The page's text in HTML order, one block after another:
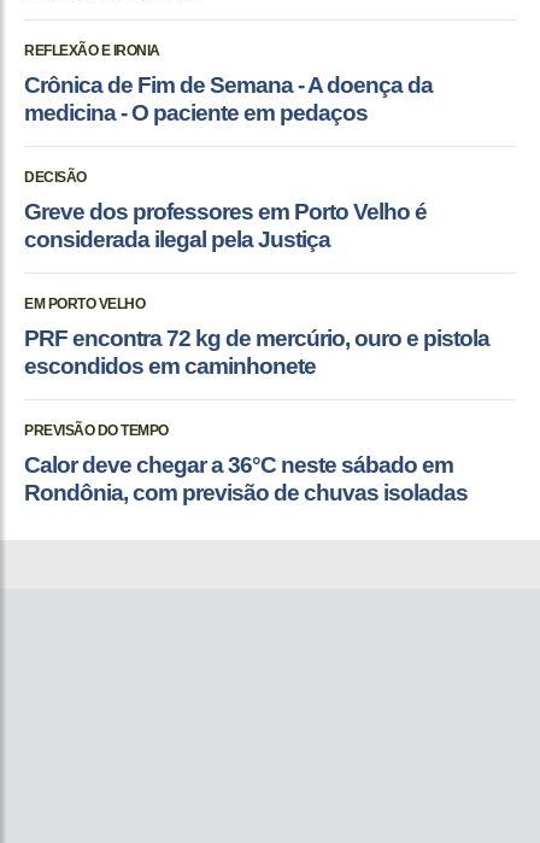
REFLEXÃO E IRONIA
Crônica de Fim de Semana - A doença da
medicina - O paciente em pedaços
DECISÃO
Greve dos professores em Porto Velho é
considerada ilegal pela Justiça
EM PORTO VELHO
PRF encontra 72 kg de mercúrio, ouro e pistola
escondidos em caminhonete
PREVISÃO DO TEMPO
Calor deve chegar a 36°C neste sábado em
Rondônia, com previsão de chuvas isoladas